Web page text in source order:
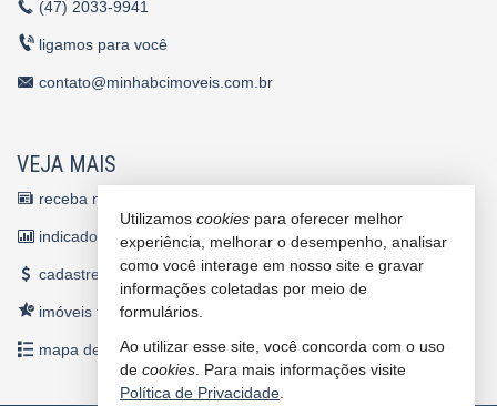
(47) 2033-9941
ligamos para você
contato@minhabcimoveis.com.br
VEJA MAIS
receba nosso newsletter
indicadores financeiros
cadastre seu imóvel
imóveis favoritos
mapa de imóveis
Utilizamos cookies para oferecer melhor
experiência, melhorar o desempenho, analisar
como você interage em nosso site e gravar
informações coletadas por meio de
formulários.
Ao utilizar esse site, você concorda com o uso
de cookies . Para mais informações visite
Política de Privacidade